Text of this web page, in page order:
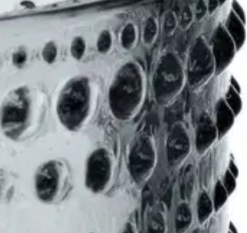
kimaltavia kastepisaroita.
pinnasta syntyi, kun Oiva Toikka
ollut aiemmin tuotannossa 1964-1988 ja